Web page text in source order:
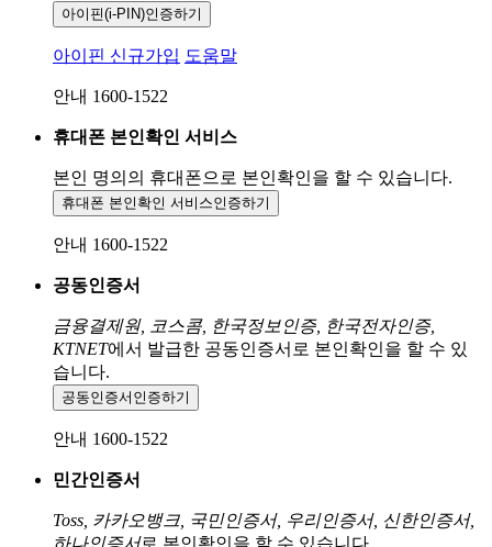
아이핀(i-PIN)인증하기
아이핀 신규가입 도움말
안내 1600-1522
휴대폰 본인확인 서비스
본인 명의의 휴대폰으로 본인확인을 할 수 있습니다.
휴대폰 본인확인 서비스인증하기
안내 1600-1522
공동인증서
금융결제원, 코스콤, 한국정보인증, 한국전자인증,
KTNET에서 발급한 공동인증서로 본인확인을 할 수 있
습니다.
공동인증서 인증하기
안내 1600-1522
민간인증서
Toss, 카카오뱅크, 국민인증서, 우리인증서, 신한인증서,